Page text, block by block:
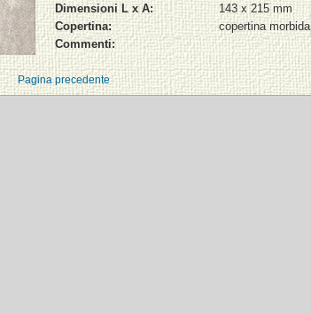
Dimensioni L x A:
143 x 215 mm
Copertina:
copertina morbida
Commenti:
Pagina precedente